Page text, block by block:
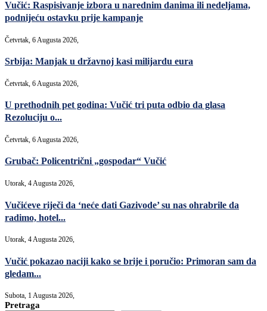
Vučić: Raspisivanje izbora u narednim danima ili nedeljama,
podnijeću ostavku prije kampanje
Četvrtak, 6 Augusta 2026,
Srbija: Manjak u državnoj kasi milijardu eura
Četvrtak, 6 Augusta 2026,
U prethodnih pet godina: Vučić tri puta odbio da glasa
Rezoluciju o...
Četvrtak, 6 Augusta 2026,
Grubač: Policentrični „gospodar“ Vučić
Utorak, 4 Augusta 2026,
Vučićeve riječi da ‘neće dati Gazivode’ su nas ohrabrile da
radimo, hotel...
Utorak, 4 Augusta 2026,
Vučić pokazao naciji kako se brije i poručio: Primoran sam da
gledam...
Subota, 1 Augusta 2026,
Pretraga